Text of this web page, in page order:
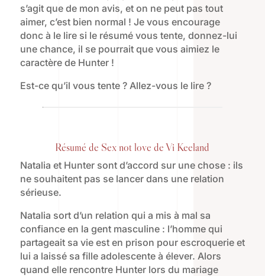
s’agit que de mon avis, et on ne peut pas tout
aimer, c’est bien normal ! Je vous encourage
donc à le lire si le résumé vous tente, donnez-lui
une chance, il se pourrait que vous aimiez le
caractère de Hunter !
Est-ce qu’il vous tente ? Allez-vous le lire ?
Résumé de Sex not love de Vi Keeland
Natalia et Hunter sont d’accord sur une chose : ils
ne souhaitent pas se lancer dans une relation
sérieuse.
Natalia sort d’un relation qui a mis à mal sa
confiance en la gent masculine : l’homme qui
partageait sa vie est en prison pour escroquerie et
lui a laissé sa fille adolescente à élever. Alors
quand elle rencontre Hunter lors du mariage